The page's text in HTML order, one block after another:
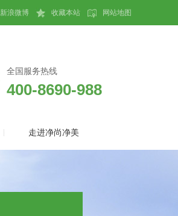
新浪微博 收藏本站 网站地图
全国服务热线
400-8690-988
走进净尚净美